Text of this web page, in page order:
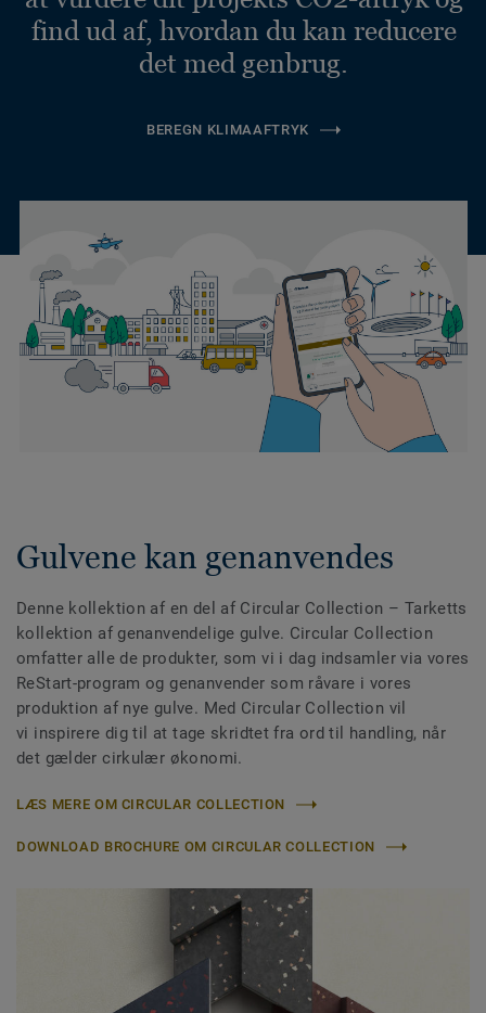
find ud af, hvordan du kan reducere
det med genbrug.
BEREGN KLIMAAFTRYK
Gulvene kan genanvendes
Denne kollektion af en del af Circular Collection – Tarketts
kollektion af genanvendelige gulve. Circular Collection
omfatter alle de produkter, som vi i dag indsamler via vores
ReStart-program og genanvender som råvare i vores
produktion af nye gulve. Med Circular Collection vil
vi inspirere dig til at tage skridtet fra ord til handling, når
det gælder cirkulær økonomi.
LÆS MERE OM CIRCULAR COLLECTION
DOWNLOAD BROCHURE OM CIRCULAR COLLECTION